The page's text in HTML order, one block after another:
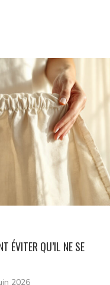
ÉVITER QU’IL NE SE
2026